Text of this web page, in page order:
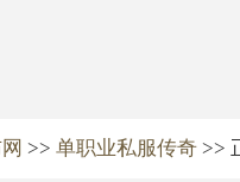
>> 单职业私服传奇 >>